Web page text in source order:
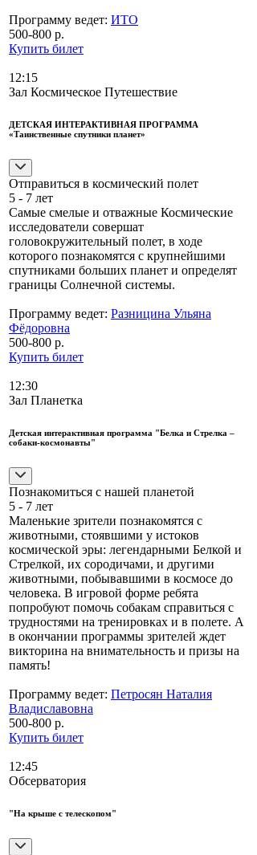
Программу ведет: ИТО
500-800 р.
Купить билет
12:15
Зал Космическое Путешествие
ДЕТСКАЯ ИНТЕРАКТИВНАЯ ПРОГРАММА
«Таинственные спутники планет»
Отправиться в космический полет
5 - 7 лет
Самые смелые и отважные Космические
исследователи совершат
головокружительный полет, в ходе
которого познакомятся с крупнейшими
спутниками больших планет и определят
границы Солнечной системы.
Программу ведет: Разницина Ульяна
Фёдоровна
500-800 р.
Купить билет
12:30
Зал Планетка
Детская интерактивная программа "Белка и Стрелка –
собаки-космонавты"
Познакомиться с нашей планетой
5 - 7 лет
Маленькие зрители познакомятся с
животными, стоявшими у истоков
космической эры: легендарными Белкой и
Стрелкой, их сородичами, и другими
животными, побывавшими в космосе до
человека. В игровой форме ребята
попробуют помочь собакам справиться с
трудностями на тренировках и в полете. А
в окончании программы зрителей ждет
викторина на внимательность и призы на
память!
Программу ведет: Петросян Наталия
Владиславовна
500-800 р.
Купить билет
12:45
Обсерватория
"На крыше с телескопом"